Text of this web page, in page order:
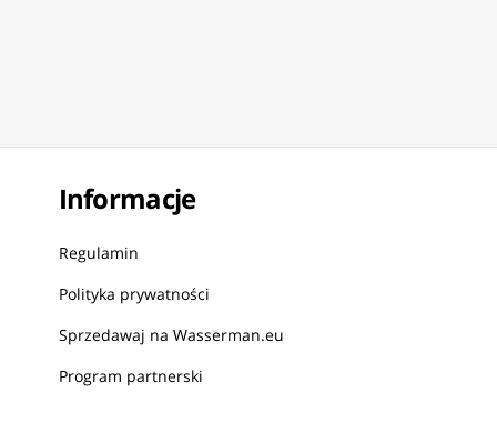
Informacje
Regulamin
Polityka prywatności
Sprzedawaj na Wasserman.eu
Program partnerski